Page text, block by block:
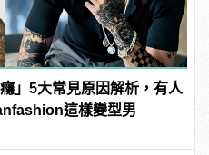
」5大常見原因解析，有人
這樣變型男